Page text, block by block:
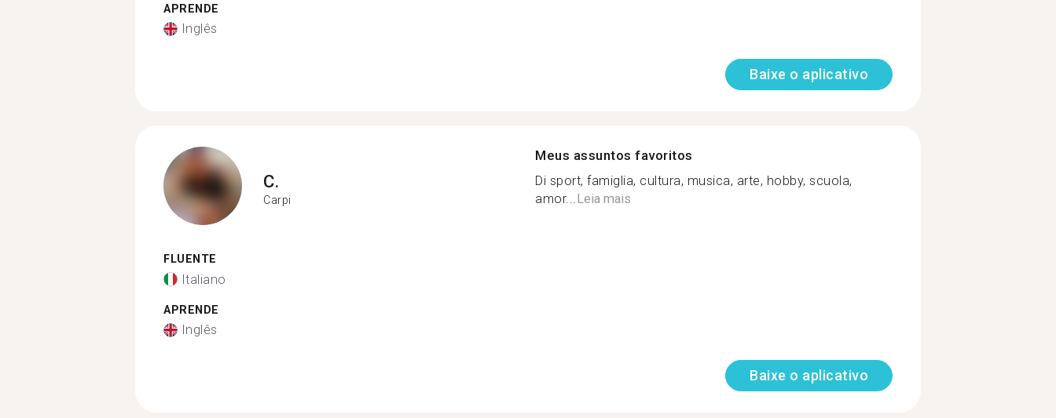
APRENDE
Inglês
Baixe o aplicativo
C.
Carpi
FLUENTE
Italiano
APRENDE
Inglês
Meus assuntos favoritos
Di sport, famiglia, cultura, musica, arte, hobby, scuola,
amor...Leia mais
Baixe o aplicativo